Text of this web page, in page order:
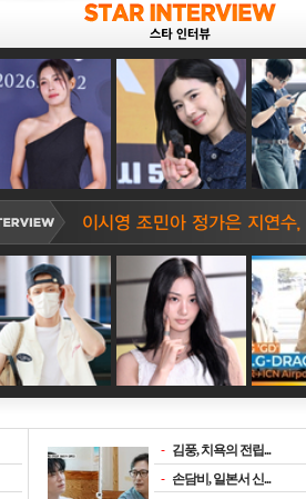
- 김풍, 치욕의 전립...
- 손담비, 일본서 신...